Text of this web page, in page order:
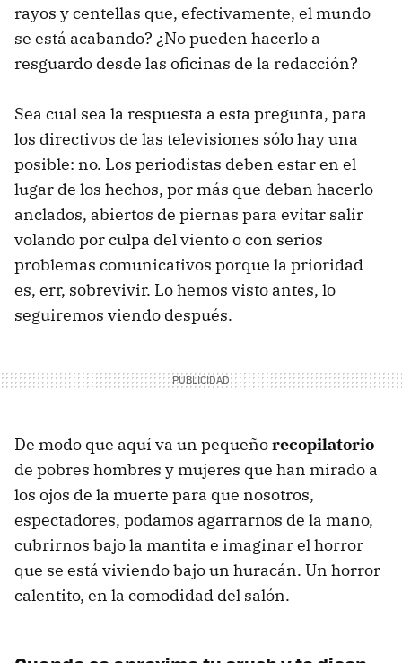
rayos y centellas que, efectivamente, el mundo
se está acabando? ¿No pueden hacerlo a
resguardo desde las oficinas de la redacción?
Sea cual sea la respuesta a esta pregunta, para
los directivos de las televisiones sólo hay una
posible: no. Los periodistas deben estar en el
lugar de los hechos, por más que deban hacerlo
anclados, abiertos de piernas para evitar salir
volando por culpa del viento o con serios
problemas comunicativos porque la prioridad
es, err, sobrevivir. Lo hemos visto antes, lo
seguiremos viendo después.
De modo que aquí va un pequeñorecopilatorio
de pobres hombres y mujeres que han mirado a
los ojos de la muerte para que nosotros,
espectadores, podamos agarrarnos de la mano,
cubrirnos bajo la mantita e imaginar el horror
que se está viviendo bajo un huracán. Un horror
calentito, en la comodidad del salón.